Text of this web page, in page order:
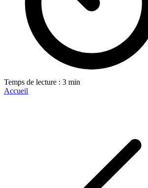
Temps de lecture : 3 min
Accueil